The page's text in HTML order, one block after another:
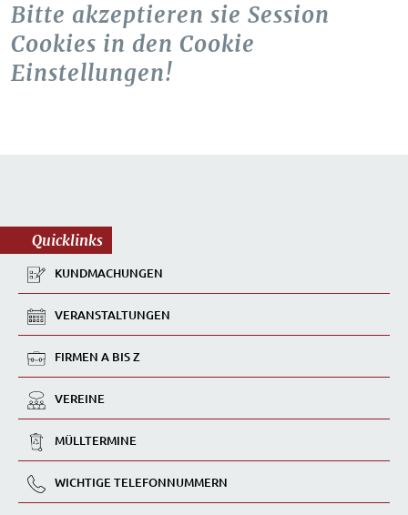
Bitte akzeptieren sie Session
Cookies in den Cookie
Einstellungen!
Quicklinks
KUNDMACHUNGEN
VERANSTALTUNGEN
FIRMEN A BIS Z
VEREINE
MÜLLTERMINE
WICHTIGE TELEFONNUMMERN